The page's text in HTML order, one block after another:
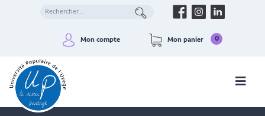
Mon compte Mon panier 0